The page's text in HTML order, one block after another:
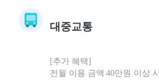
대중교통
[추가 혜택]
전월 이용 금액 40만원 이상